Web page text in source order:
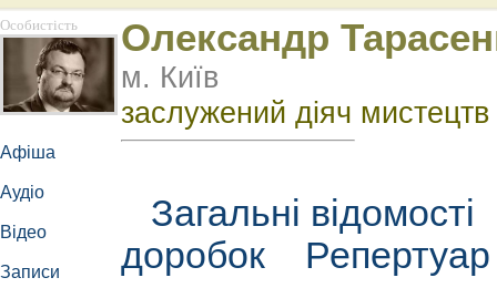
Особистість
Афіша
Аудіо
Відео
Записи
Олександр
м. Київ
заслужений діяч
Загальні відомості
доробок